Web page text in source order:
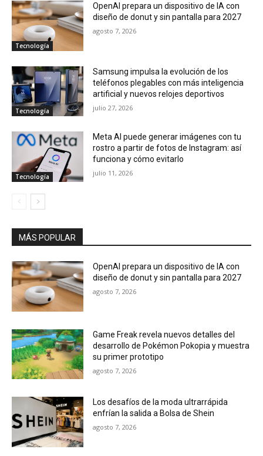
Tecnología
OpenAI prepara un dispositivo de IA con
diseño de donut y sin pantalla para 2027
agosto 7, 2026
Tecnología
Samsung impulsa la evolución de los
teléfonos plegables con más inteligencia
artificial y nuevos relojes deportivos
julio 27, 2026
Tecnología
Meta AI puede generar imágenes con tu
rostro a partir de fotos de Instagram: así
funciona y cómo evitarlo
julio 11, 2026
MÁS POPULAR
OpenAI prepara un dispositivo de IA con
diseño de donut y sin pantalla para 2027
agosto 7, 2026
Game Freak revela nuevos detalles del
desarrollo de Pokémon Pokopia y muestra
su primer prototipo
agosto 7, 2026
Los desafíos de la moda ultrarrápida
enfrían la salida a Bolsa de Shein
agosto 7, 2026